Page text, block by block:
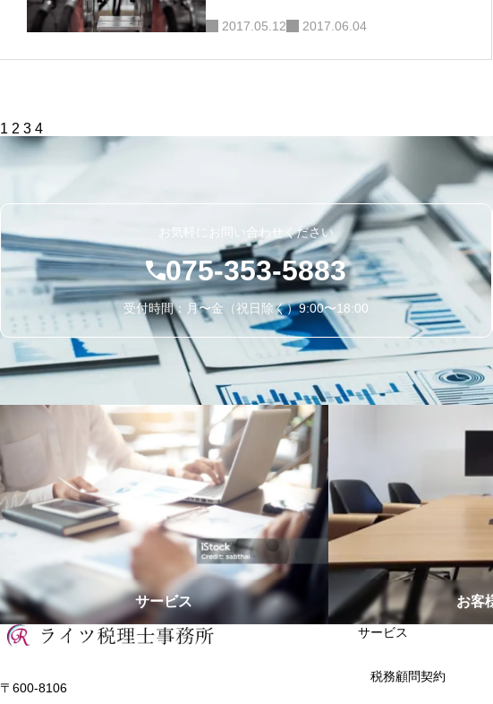
2017.05.12 2017.06.04
投
稿
ペ
送
り
1 2 3 4
お気軽にお問い合わせください
075-353-5883
受付時間：月〜金（祝日除く）9:00〜18:00
サービス お客
〒600-8106
サービス
税務顧問契約